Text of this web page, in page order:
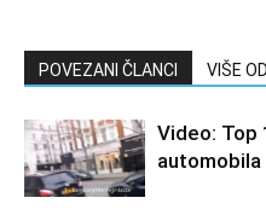
POVEZANI ČLANCI VIŠE
Video: Top
automobila